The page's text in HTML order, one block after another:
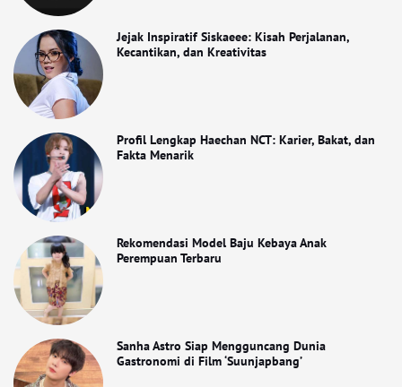
Jejak Inspiratif Siskaeee: Kisah Perjalanan,
Kecantikan, dan Kreativitas
Profil Lengkap Haechan NCT: Karier, Bakat, dan
Fakta Menarik
Rekomendasi Model Baju Kebaya Anak
Perempuan Terbaru
Sanha Astro Siap Mengguncang Dunia
Gastronomi di Film ‘Suunjapbang’